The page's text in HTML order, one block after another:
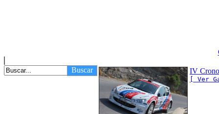
Buscar IV
[ Ver